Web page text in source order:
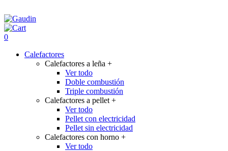
0
Calefactores
Calefactores a leña +
Ver todo
Doble combustión
Triple combustión
Calefactores a pellet +
Ver todo
Pellet con electricidad
Pellet sin electricidad
Calefactores con horno +
Ver todo